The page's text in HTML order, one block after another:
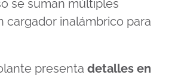
se suman múltiples
cargador inalámbrico para
presenta detalles en